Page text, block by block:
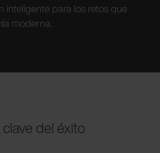
inteligente para los retos que
moderna.
del éxito